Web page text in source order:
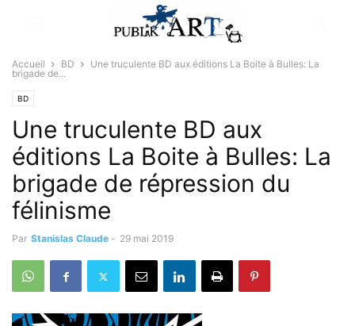
Accueil BD
Une truculente BD aux éditions La Boite à Bulles: La
brigade de...
BD
Une truculente BD aux
éditions La Boite à Bulles: La
brigade de répression du
félinisme
Par Stanislas Claude - 29 mai 2019